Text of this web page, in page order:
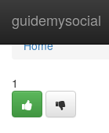
guidemysocial
Home
Home
1